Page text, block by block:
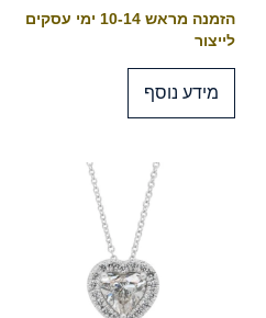
הזמנה מראש 10-14 ימי עסקים
לייצור
מידע נוסף